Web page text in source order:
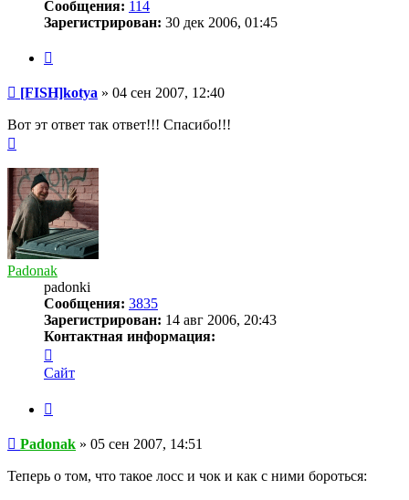
Сообщения: 114
Зарегистрирован: 30 дек 2006, 01:45
Сообщение
[FISH]kotya » 04 сен 2007, 12:40
Вот эт ответ так ответ!!! Спасибо!!!
началу
Padonak
padonki
Сообщения: 3835
Зарегистрирован: 14 авг 2006, 20:43
Контактная информация:
информация
пользователя
Сайт
Сообщение
Padonak » 05 сен 2007, 14:51
Теперь о том, что такое лосс и чок и как с ними бороться: